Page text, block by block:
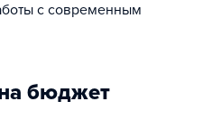
с современным
бюджет